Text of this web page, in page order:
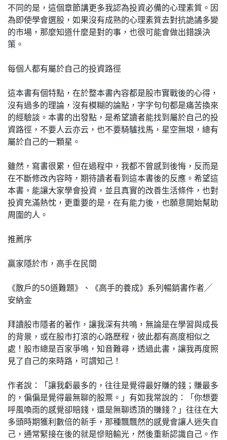
不同的是，這個章節講更多我認為投資必備的心理素質。因
為即使學會選股，如果沒有成熟的心理素質去對抗詭譎多變
的市場，那麼知道什麼是對的事，也很可能會做出錯誤決
策。
每個人都有屬於自己的投資路徑
這本書有個特點，在於整本書內容都是股市實戰後的心得，
沒有過多的理論，沒有模糊的論點，字字句句都是痛苦換來
的經驗談。本書的出發點，是希望讀者能找到屬於自己的投
資路徑，不要人云亦云，也不要騎驢找馬，星空無垠，總有
屬於自己的一顆星。
雖然，寫書很累，但在過程中，我都不曾感到後悔，反而是
在不斷修改內容時，期待讀者看到這本書後的反應。希望這
本書，能讓大家學會投資，並且真實的改善生活條件，也對
投資充滿熱忱，更重要的是，在有能力後，也願意開始幫助
周圍的人。
推薦序
贏家隱於市，高手在民間
《散戶的50道難題》、《高手的養成》系列暢銷書作者╱
安納金
拜讀股市隱者的著作，讓我深有共鳴，無論是在學習與成長
的背景，或在股市打滾的心路歷程，彼此都有高度相似之
處！股市總是百家爭鳴，知音難尋，透過此書，讓我再度照
見了自己的來時路，可謂知己！
作者說：「讓我虧最多的，往往是覺得最好賺的錢；賺最多
的，偏偏是覺得最無聊的股票。」有如我常說的：「你想要
呼風喚雨的感覺卻賠錢，還是無聊透頂的賺錢？」往往在大
多頭時期獲利數倍的新手，那種飄飄然的感覺會讓人迷失自
己，通常緊接在後的就是慘賠輸光，然後重新認識自己。作